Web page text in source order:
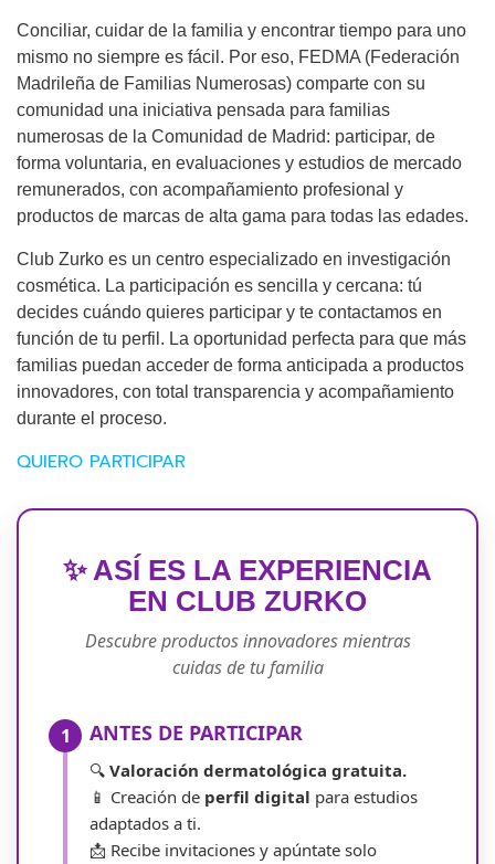
Conciliar, cuidar de la familia y encontrar tiempo para uno
mismo no siempre es fácil. Por eso, FEDMA (Federación
Madrileña de Familias Numerosas) comparte con su
comunidad una iniciativa pensada para familias
numerosas de la Comunidad de Madrid: participar, de
forma voluntaria, en evaluaciones y estudios de mercado
remunerados, con acompañamiento profesional y
productos de marcas de alta gama para todas las edades.
Club Zurko es un centro especializado en investigación
cosmética. La participación es sencilla y cercana: tú
decides cuándo quieres participar y te contactamos en
función de tu perfil. La oportunidad perfecta para que más
familias puedan acceder de forma anticipada a productos
innovadores, con total transparencia y acompañamiento
durante el proceso.
QUIERO PARTICIPAR
✨ ASÍ ES LA EXPERIENCIA
EN CLUB ZURKO
Descubre productos innovadores mientras
cuidas de tu familia
1 ANTES DE PARTICIPAR
🔍 Valoración dermatológica gratuita.
📱 Creación de perfil digital para estudios
adaptados a ti.
📩 Recibe invitaciones y apúntate solo